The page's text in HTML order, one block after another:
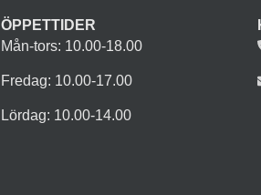
ÖPPETTIDER
Mån-tors: 10.00-18.00
Fredag: 10.00-17.00
Lördag: 10.00-14.00